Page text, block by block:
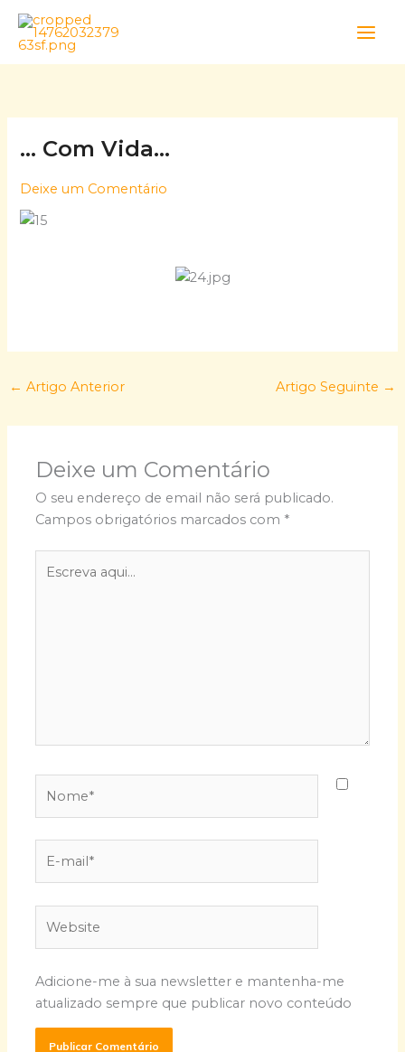
Skip
content
… Com Vida…
Deixe um Comentário
← Artigo Anterior Artigo Seguinte →
Deixe um Comentário
O seu endereço de email não será publicado.
Campos obrigatórios marcados com *
aqui...
mail*
Adicione-me à sua newsletter e mantenha-me
atualizado sempre que publicar novo conteúdo